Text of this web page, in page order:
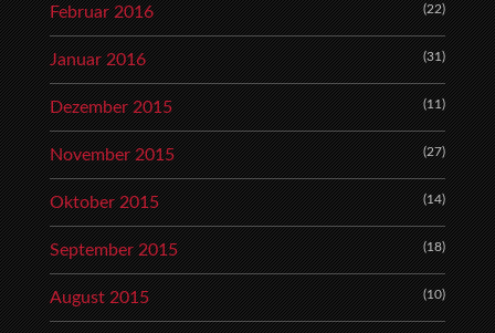
Februar 2016 (22)
Januar 2016 (31)
Dezember 2015 (11)
November 2015 (27)
Oktober 2015 (14)
September 2015 (18)
August 2015 (10)